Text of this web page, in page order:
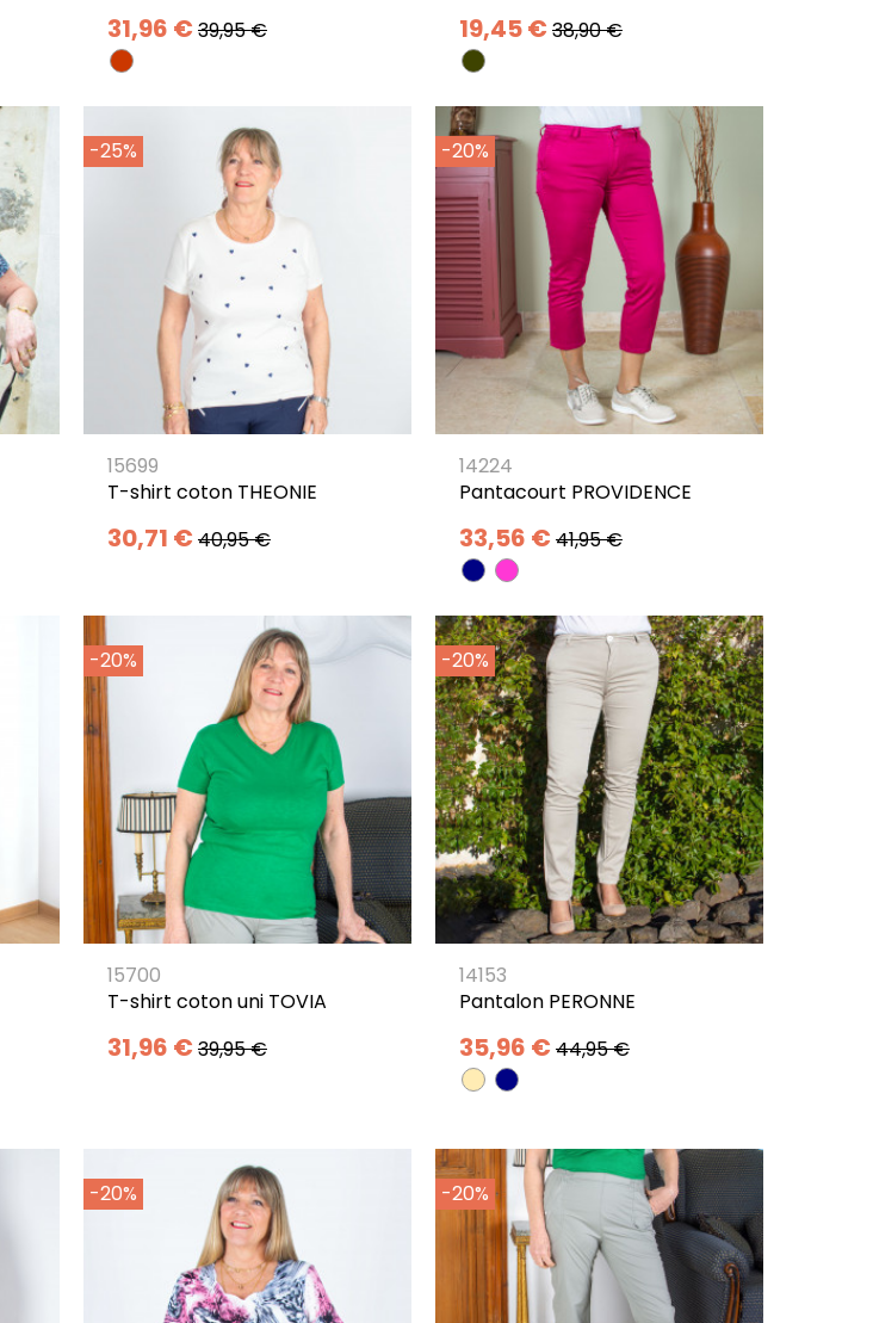
31,96 € 39,95 € 19,45 € 38,90 €
-25%
15699
T-shirt coton THEONIE
30,71 € 40,95 €
-20%
14224
Pantacourt PROVIDENCE
33,56 € 41,95 €
-20%
15700
T-shirt coton uni TOVIA
31,96 € 39,95 €
-20%
14153
Pantalon PERONNE
35,96 € 44,95 €
-20% -20%